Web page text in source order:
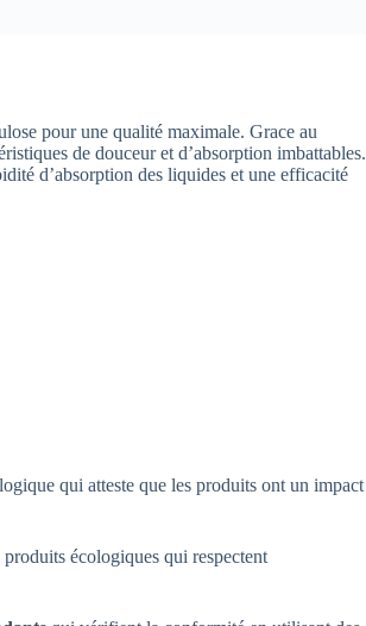
pour une qualité maximale. Grace au
de douceur et d’absorption imbattables.
d’absorption des liquides et une efficacité
qui atteste que les produits ont un impact
écologiques qui respectent